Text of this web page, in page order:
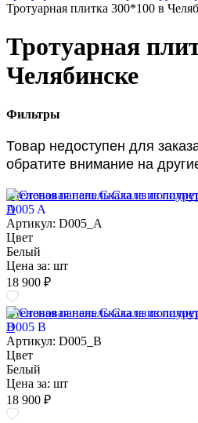
Тротуарная плитка 300*100 в
Тротуарная
Челябинске
Фильтры
Товар недоступен для
обратите внимание на
Стеновая панель Скала из
A
Артикул: D005_A
Цвет
Белый
Цена за: шт
18 900 ₽
Стеновая панель Скала из
B
Артикул: D005_B
Цвет
Белый
Цена за: шт
18 900 ₽